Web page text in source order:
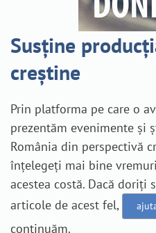
Susține
creștine
Prin platforma pe care o
prezentăm evenimente și
România din perspectivă
înțelegeți mai bine
acestea costă. Dacă doriți
articole de acest fel,
continuăm.